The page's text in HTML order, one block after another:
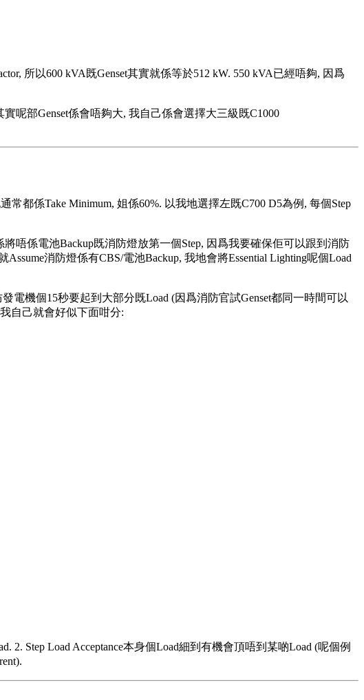
所以600 kVA既Genset其實就係等於512 kW. 550 kVA已經唔夠, 因爲
實呢部Genset係會唔夠大, 我自己係會選擇大三級既C1000
常都係Take Minimum, 姐係60%. 以我地選擇左既C700 D5為例, 每個Step
唔係電池Backup既消防燈放第一個Step, 因爲我要確保佢可以跟到消防
消防燈係有CBS/電池Backup, 我地會將Essential Lighting呢個Load
電機個15秒要起到大部分既Load (因爲消防官試Genset都同一時間可以
自己就會好似下面咁分:
Step Load Acceptance本身個Load細到有機會頂唔到某啲Load (呢個例